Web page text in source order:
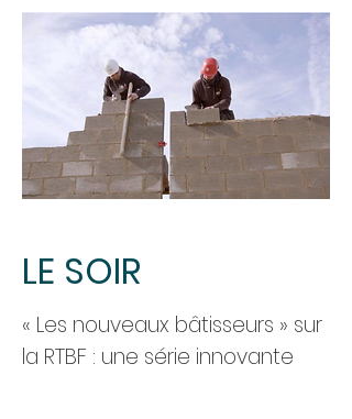
LE SOIR
« Les nouveaux bâtisseurs » sur
la RTBF : une série innovante